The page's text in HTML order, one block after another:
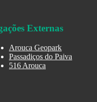
Externas
Arouca Geopark
Passadiços do Paiva
516 Arouca